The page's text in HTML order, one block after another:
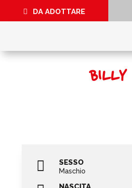
DA ADOTTARE
BILLY
 SESSO
Maschio